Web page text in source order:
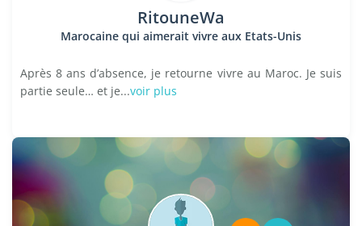
RitouneWa
Marocaine qui aimerait vivre aux Etats-Unis
Après 8 ans d’absence, je retourne vivre au Maroc. Je suis
partie seule… et je...voir plus